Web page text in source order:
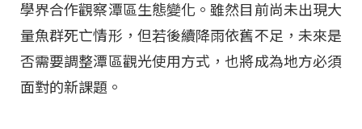
學界合作觀察潭區生態變化。雖然目前尚未出現大
量魚群死亡情形，但若後續降雨依舊不足，未來是
否需要調整潭區觀光使用方式，也將成為地方必須
面對的新課題。